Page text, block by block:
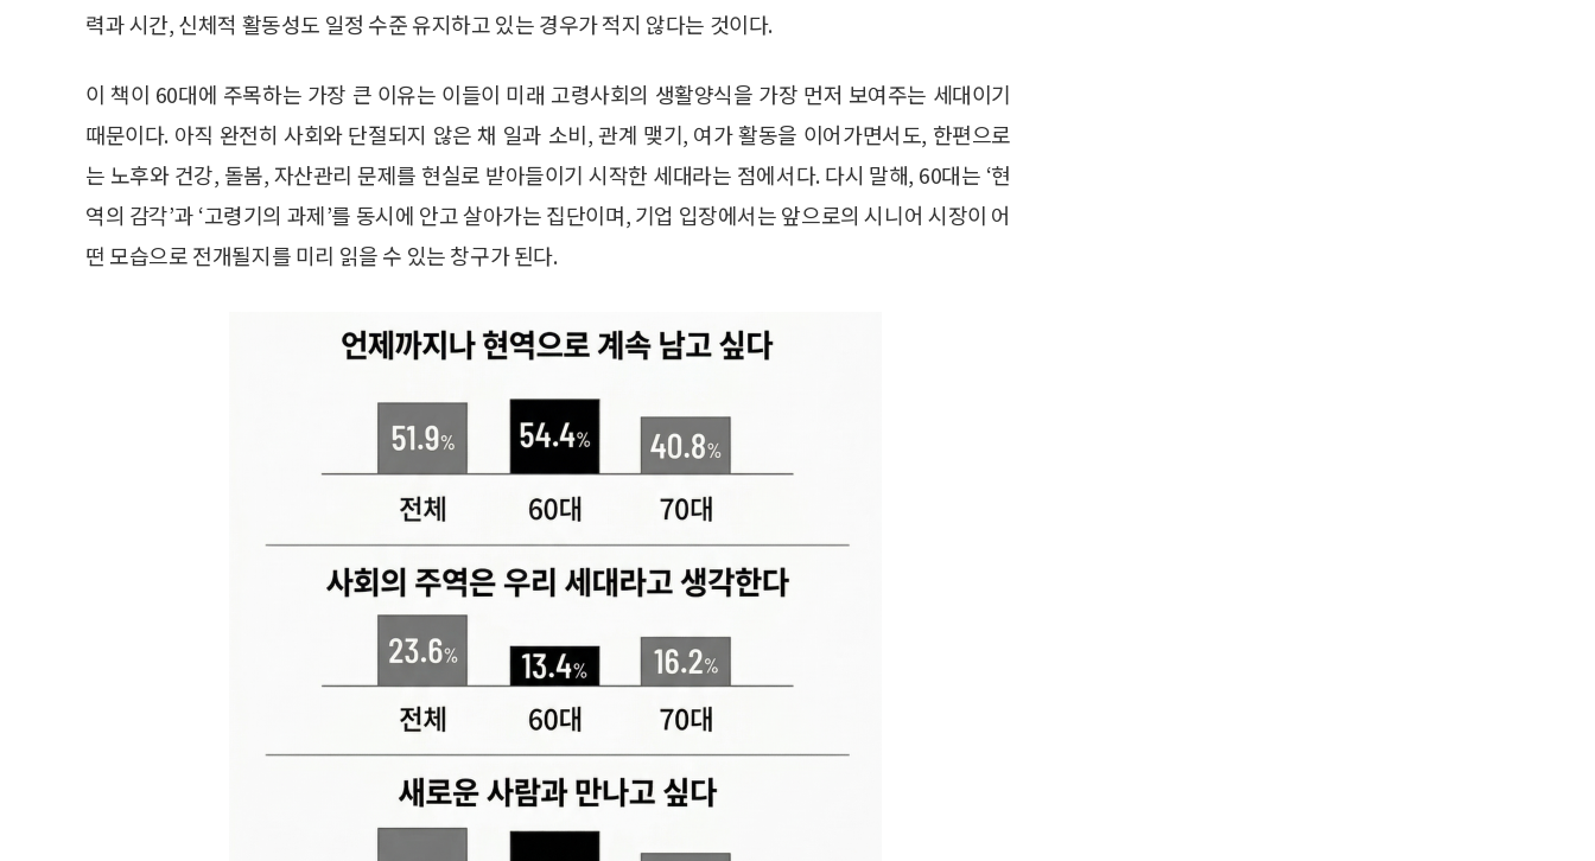
력과 시간, 신체적 활동성도 일정 수준 유지하고 있는 경우가 적지 않다는 것이다.
이 책이 60대에 주목하는 가장 큰 이유는 이들이 미래 고령사회의 생활양식을 가장 먼저 보여주는 세대이기
때문이다. 아직 완전히 사회와 단절되지 않은 채 일과 소비, 관계 맺기, 여가 활동을 이어가면서도, 한편으로
는 노후와 건강, 돌봄, 자산관리 문제를 현실로 받아들이기 시작한 세대라는 점에서다. 다시 말해, 60대는 ‘현
역의 감각’과 ‘고령기의 과제’를 동시에 안고 살아가는 집단이며, 기업 입장에서는 앞으로의 시니어 시장이 어
떤 모습으로 전개될지를 미리 읽을 수 있는 창구가 된다.